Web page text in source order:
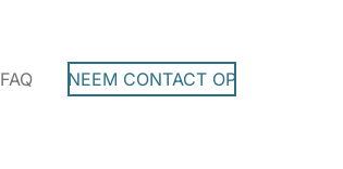
FAQ NEEM CONTACT OP